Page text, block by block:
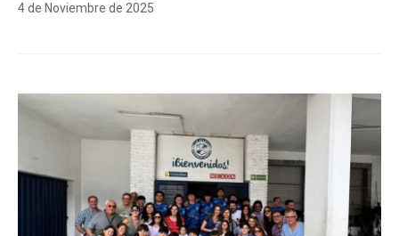
4 de Noviembre de 2025